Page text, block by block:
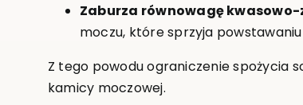
Zaburza równowagę
moczu, które sprzyja
Z tego powodu ograniczenie spożycia
kamicy moczowej.